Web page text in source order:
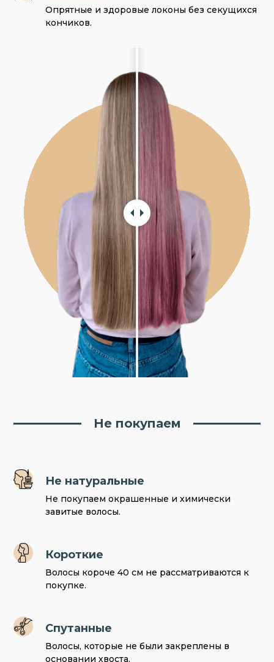
Опрятные и здоровые локоны без секущихся
кончиков.
Не покупаем
Не натуральные
Не покупаем окрашенные и химически
завитые волосы.
Короткие
Волосы короче 40 см не рассматриваются к
покупке.
Спутанные
Волосы, которые не были закреплены в
основании хвоста.